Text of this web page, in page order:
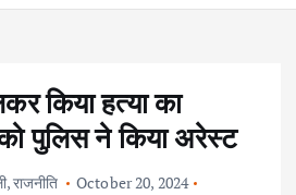
किया हत्या का
पुलिस ने किया अरेस्ट
,राजनीति
October 20, 2024